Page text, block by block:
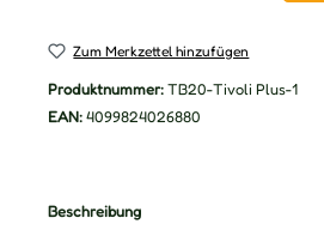
Zum Merkzettel hinzufügen
Produktnummer: TB20-Tivoli Plus-1
EAN: 4099824026880
Beschreibung